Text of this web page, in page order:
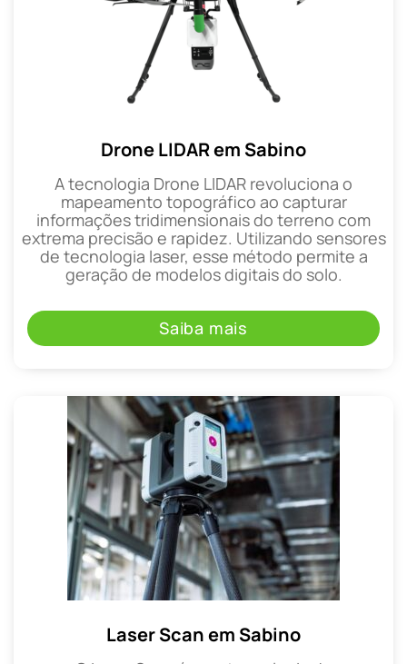
Drone LIDAR em Sabino
A tecnologia Drone LIDAR revoluciona o
mapeamento topográfico ao capturar
informações tridimensionais do terreno com
extrema precisão e rapidez. Utilizando sensores
de tecnologia laser, esse método permite a
geração de modelos digitais do solo.
Saiba mais
Laser Scan em Sabino